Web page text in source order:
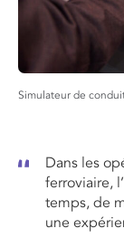
Simulateur de
Dans les
ferroviaire,
temps, de
une